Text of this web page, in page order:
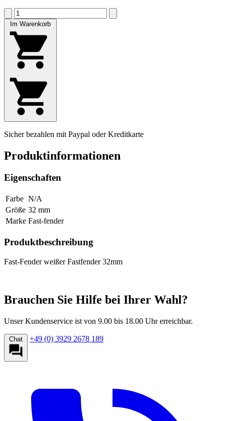
Im Warenkorb
Sicher bezahlen mit Paypal oder Kreditkarte
Produktinformationen
Eigenschaften
Farbe N/A
Größe 32 mm
Marke Fast-fender
Produktbeschreibung
Fast-Fender weißer Fastfender 32mm
Brauchen Sie Hilfe bei Ihrer Wahl?
Unser Kundenservice ist von 9.00 bis 18.00 Uhr erreichbar.
Chat +49 (0) 3929 2678 189